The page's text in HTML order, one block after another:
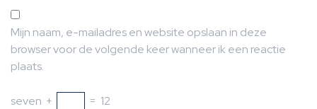
Mijn naam, e-mailadres en website opslaan in deze
browser voor de volgende keer wanneer ik een reactie
plaats.
seven + = 12